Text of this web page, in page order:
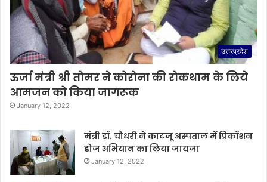
उत्तरप्रदेश
ऊर्जा मंत्री श्री तोमर ने कोरोना की रोकथाम के लिये
आमजन को किया जागरूक
January 12, 2022
मंत्री डॉ. चौधरी ने काटजू अस्पताल में प्रिकॉशन
डोज अभियान का लिया जायजा
January 12, 2022